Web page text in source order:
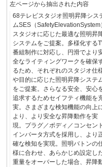
左ページから抽出された内容
68テレビスタジオ照明昇降シス
ムSES（SafetyElevationSystem
スタジオに応じた最適な照明昇
システムをご提案。多様化する
番組制作に対応し、円滑でより
全なライティングワークを確保
るため、それぞれのスタジオ仕
や目的に応じた照明昇降システ
をご提案。さらなる安全、安心
追求するためセイフティ機能を
実。さまざまな検知機能の向上
より、より安全な昇降動作を実
現。プラグ／ボディ／コンセント
インバータ方式を採用し、より
確な検知を実現。照明バトンの
様に合わせ、あらかじめ設定し
重量をオーバーした場合、昇降